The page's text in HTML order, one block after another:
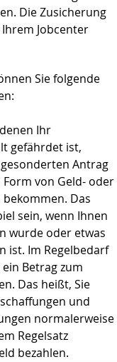
Die Zusicherung
Jobcenter
Sie folgende
Ihr
gefährdet ist,
Antrag
von Geld- oder
Das
sein, wenn Ihnen
wurde oder etwas
ist. Im Regelbedarf
Betrag zum
Das heißt, Sie
und
normalerweise
Regelsatz
bezahlen.